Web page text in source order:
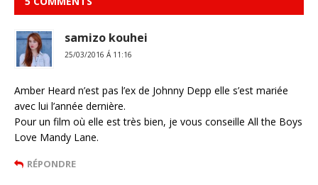
samizo kouhei
25/03/2016 Á 11:16
Amber Heard n’est pas l’ex de Johnny Depp elle s’est mariée
avec lui l’année dernière.
Pour un film où elle est très bien, je vous conseille All the Boys
Love Mandy Lane.
RÉPONDRE